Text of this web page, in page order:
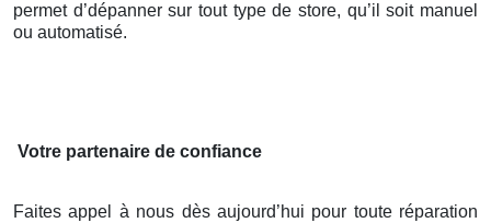
permet d’dépanner sur tout type de store, qu’il soit manuel
ou automatisé.
Votre partenaire de confiance
Faites appel à nous dès aujourd’hui pour toute réparation